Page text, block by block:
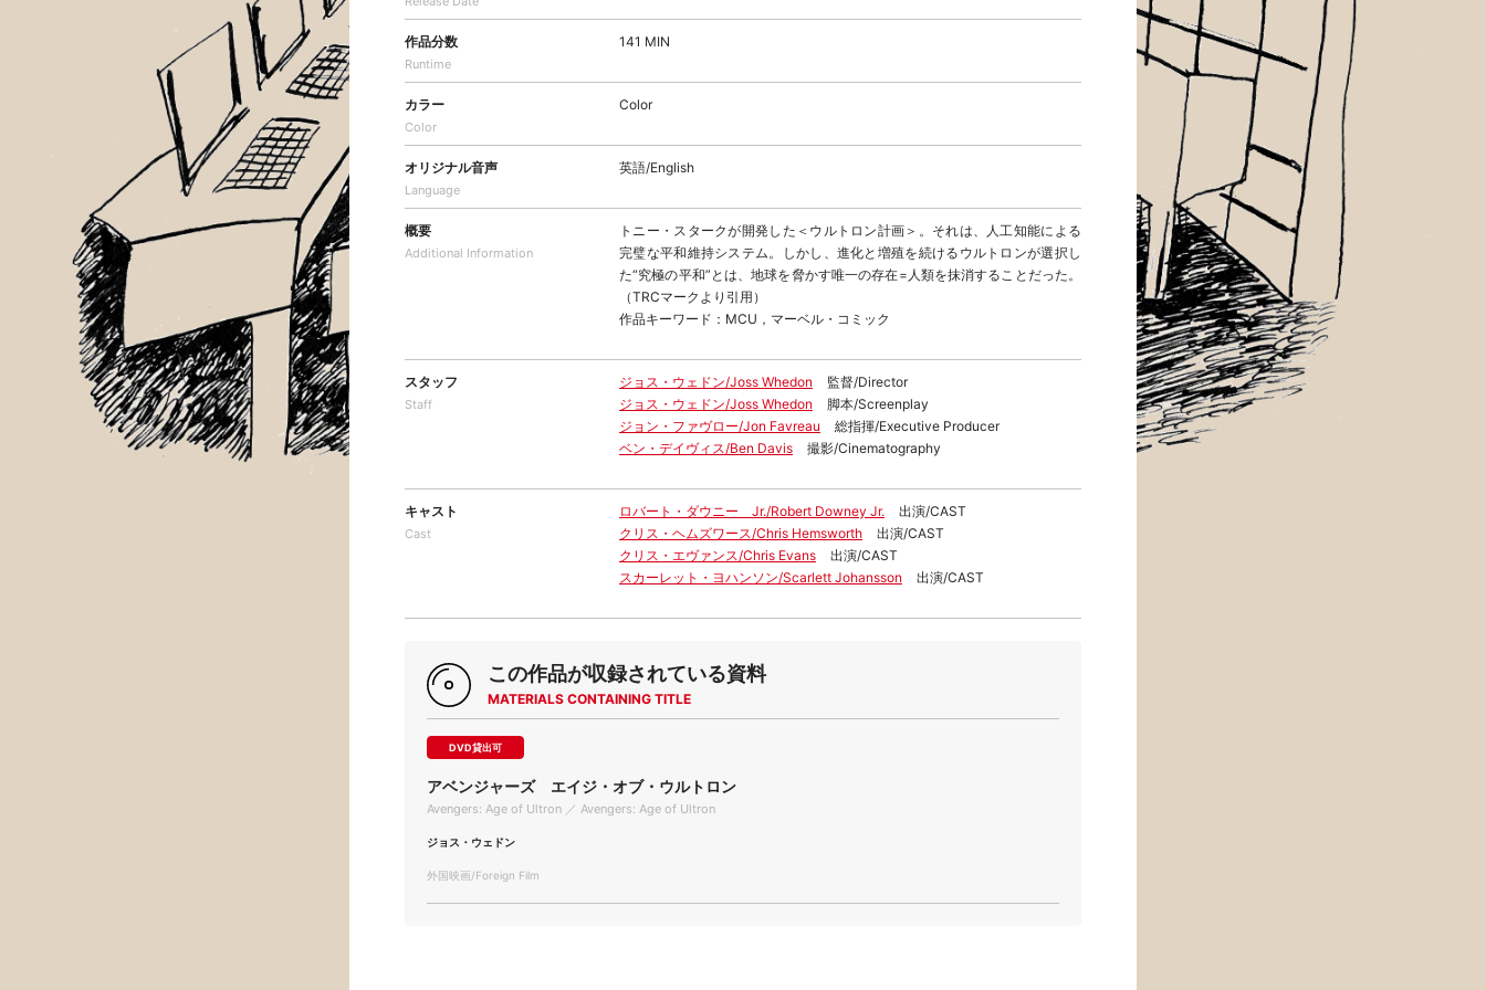
作品分数
Runtime
141 MIN
カラー
Color
Color
オリジナル音声
Language
英語/English
概要
Additional Information
トニー・スタークが開発した＜ウルトロン計画＞。それは、人工知能による
完璧な平和維持システム。しかし、進化と増殖を続けるウルトロンが選択し
た“究極の平和”とは、地球を脅かす唯一の存在=人類を抹消することだった。
（TRCマークより引用）
作品キーワード：MCU，マーベル・コミック
スタッフ
Staff
ジョス・ウェドン/Joss Whedon
監督/Director
ジョス・ウェドン/Joss Whedon
脚本/Screenplay
ジョン・ファヴロー/Jon Favreau
総指揮/Executive Producer
ベン・デイヴィス/Ben Davis
撮影/Cinematography
キャスト
Cast
ロバート・ダウニー Jr./Robert Downey Jr.
出演/CAST
クリス・ヘムズワース/Chris Hemsworth
出演/CAST
クリス・エヴァンス/Chris Evans
出演/CAST
スカーレット・ヨハンソン/Scarlett Johansson
出演/CAST
この作品が収録されている資料
MATERIALS CONTAINING TITLE
DVD貸出可
アベンジャーズ エイジ・オブ・ウルトロン
Avengers: Age of Ultron ／ Avengers: Age of Ultron
ジョス・ウェドン
外国映画/Foreign Film